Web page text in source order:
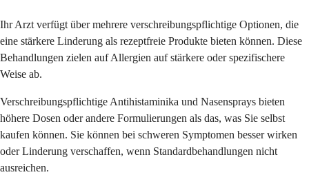
Ihr Arzt verfügt über mehrere verschreibungspflichtige Optionen, die
eine stärkere Linderung als rezeptfreie Produkte bieten können. Diese
Behandlungen zielen auf Allergien auf stärkere oder spezifischere
Weise ab.
Verschreibungspflichtige Antihistaminika und Nasensprays bieten
höhere Dosen oder andere Formulierungen als das, was Sie selbst
kaufen können. Sie können bei schweren Symptomen besser wirken
oder Linderung verschaffen, wenn Standardbehandlungen nicht
ausreichen.